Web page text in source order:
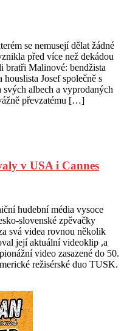
se nemusejí dělat žádné
před více než dekádou
bratři Malinové: bendžista
Josef společně s
albech a vyprodaných
převzatému […]
v USA i Cannes
hudební média vysoce
slovenské zpěvačky
svá videa rovnou několik
její aktuální videoklip ,a
video zasazené do 50.
režisérské duo TUSK.